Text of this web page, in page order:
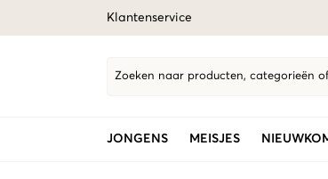
Klantenservice
Zoeken naar producten, categorieën
JONGENS MEISJES